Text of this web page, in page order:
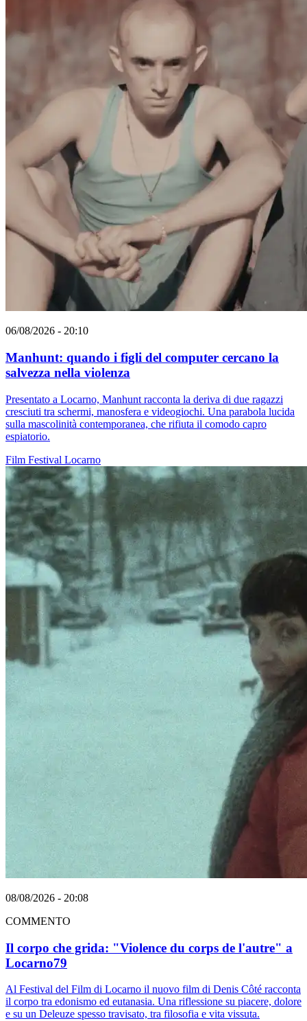
06/08/2026 - 20:10
Manhunt: quando i figli del computer cercano la
salvezza nella violenza
Presentato a Locarno, Manhunt racconta la deriva di due ragazzi
cresciuti tra schermi, manosfera e videogiochi. Una parabola lucida
sulla mascolinità contemporanea, che rifiuta il comodo capro
espiatorio.
Film Festival Locarno
08/08/2026 - 20:08
COMMENTO
Il corpo che grida: "Violence du corps de l'autre" a
Locarno79
Al Festival del Film di Locarno il nuovo film di Denis Côté racconta
il corpo tra edonismo ed eutanasia. Una riflessione su piacere, dolore
e su un Deleuze spesso travisato, tra filosofia e vita vissuta.